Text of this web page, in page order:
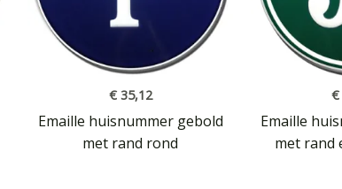
€35,12
Emaille huisnummer gebold
met rand rond
€
Emaille
met rand